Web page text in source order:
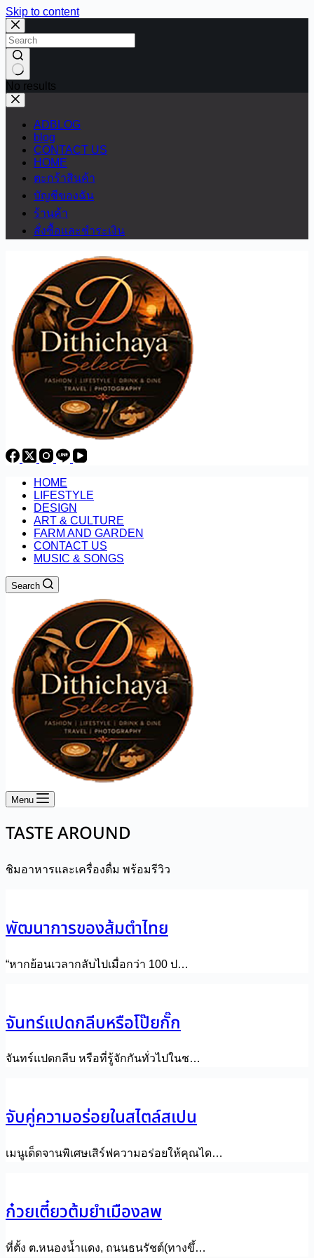
Skip to content
No results
ADBLOG
blog
CONTACT US
HOME
ตะกร้าสินค้า
บัญชีของฉัน
ร้านค้า
สั่งซื้อและชำระเงิน
HOME
LIFESTYLE
DESIGN
ART & CULTURE
FARM AND GARDEN
CONTACT US
MUSIC & SONGS
Search
Menu
TASTE AROUND
ชิมอาหารและเครื่องดื่ม พร้อมรีวิว
พัฒนาการของส้มตำไทย
“หากย้อนเวลากลับไปเมื่อกว่า 100 ป…
จันทร์แปดกลีบหรือโป๊ยกั๊ก
จันทร์แปดกลีบ หรือที่รู้จักกันทั่วไปในช…
จับคู่ความอร่อยในสไตล์สเปน
เมนูเด็ดจานพิเศษเสิร์ฟความอร่อยให้คุณได…
ก๋วยเตี๋ยวต้มยำเมืองลพ
ที่ตั้ง ต.หนองน้ำแดง, ถนนธนรัชต์(ทางขึ้…